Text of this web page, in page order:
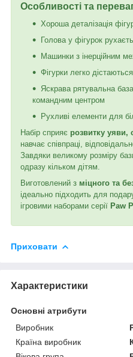
Особливості та
Хороша деталізація
Голова у фігурок
Машинки з інерційним
Фігурки легко
Яскрава рятувальна
командним центром
Рухливі елементи для
Набір сприяє розвитку уяви,
навчає співпраці,
Завдяки великому розміру
одразу кільком дітям.
Виготовлений з міцного та
ідеально підходить для
ігровими наборами серії Paw
Приховати
Характеристики
Основні атрибути
Виробник
Країна виробник